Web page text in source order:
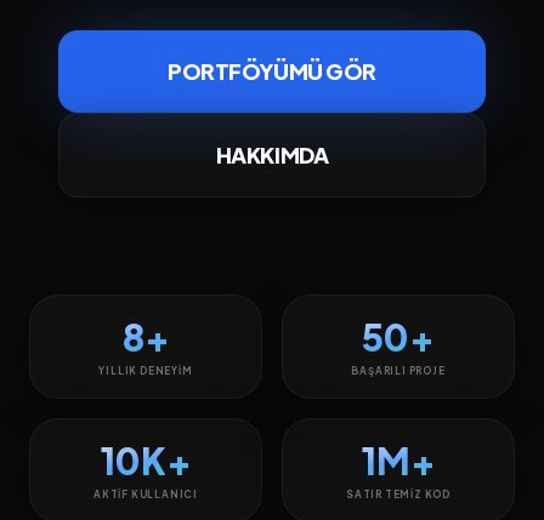
PORTFÖYÜMÜ GÖR
HAKKIMDA
8+
YILLIK DENEYIM
50+
BAŞARILI PROJE
10K+
AKTIF KULLANICI
1M+
SATIR TEMIZ KOD